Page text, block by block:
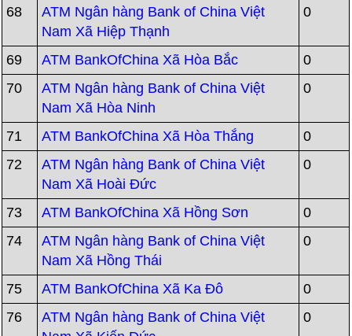
68
ATM Ngân hàng Bank of China Việt
Nam Xã Hiệp Thạnh
0
69 ATM BankOfChina Xã Hòa Bắc
0
70
ATM Ngân hàng Bank of China Việt
Nam Xã Hòa Ninh
0
71 ATM BankOfChina Xã Hòa Thắng
0
72
ATM Ngân hàng Bank of China Việt
Nam Xã Hoài Đức
0
73 ATM BankOfChina Xã Hồng Sơn
0
74
ATM Ngân hàng Bank of China Việt
Nam Xã Hồng Thái
0
75 ATM BankOfChina Xã Ka Đô
0
76
ATM Ngân hàng Bank of China Việt
0